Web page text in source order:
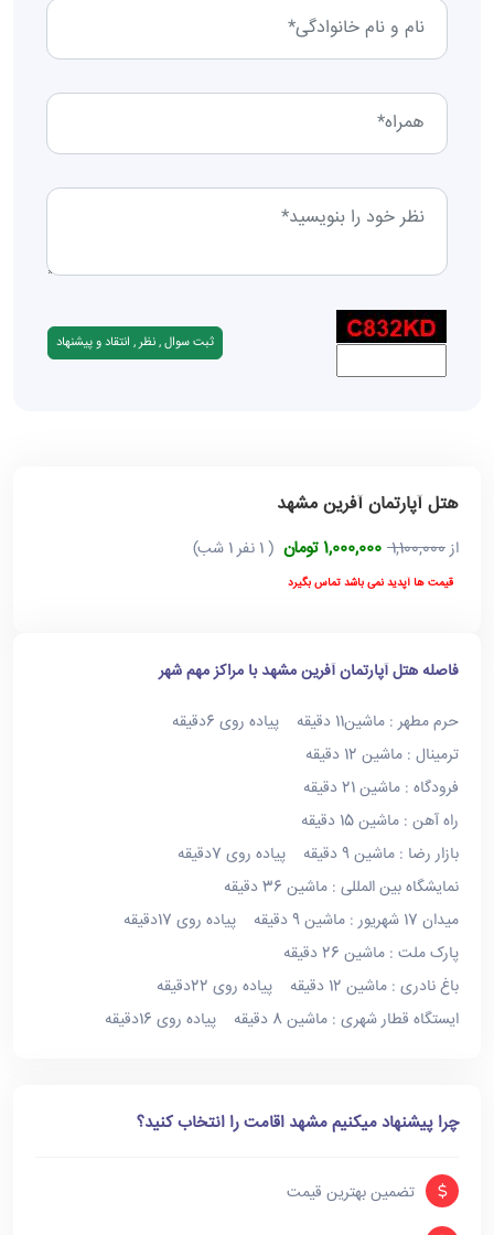
هتل آپارتمان آفرین مشهد
از1,100,000 1,000,000 تومان ( 1 نفر 1 شب)
قیمت ها آپدید نمی باشد تماس بگیرد
فاصله هتل آپارتمان آفرین مشهد با مراکز مهم شهر
حرم مطهر : ماشین11 دقیقه پیاده روی 6دقیقه
ترمینال : ماشین 12 دقیقه
فرودگاه : ماشین 21 دقیقه
راه آهن : ماشین 15 دقیقه
بازار رضا : ماشین 9 دقیقه پیاده روی 7دقیقه
نمایشگاه بین المللی : ماشین 36 دقیقه
میدان 17 شهریور : ماشین 9 دقیقه پیاده روی 17دقیقه
پارک ملت : ماشین 26 دقیقه
باغ نادری : ماشین 12 دقیقه پیاده روی 22دقیقه
ایستگاه قطار شهری : ماشین 8 دقیقه پیاده روی 16دقیقه
چرا پیشنهاد میکنیم مشهد اقامت را انتخاب کنید؟
تضمین بهترین قیمت